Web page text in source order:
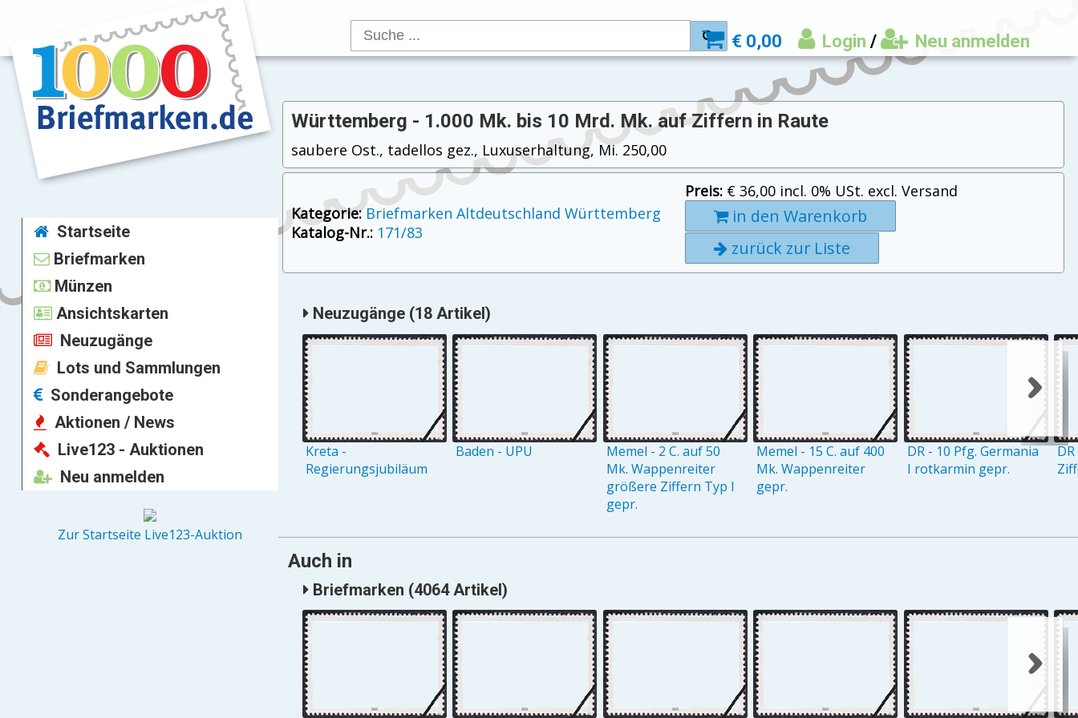
€ 0,00 Login / Neu anmelden
Startseite
Briefmarken
Münzen
Ansichtskarten
Neuzugänge
Lots und Sammlungen
Sonderangebote
Aktionen / News
Live123 - Auktionen
Neu anmelden
Zur Startseite Live123-Auktion
Württemberg - 1.000 Mk. bis 10 Mrd. Mk. auf Ziffern in Raute
saubere Ost., tadellos gez., Luxuserhaltung, Mi. 250,00
Kategorie: Briefmarken Altdeutschland Württemberg
Katalog-Nr.: 171/83
Preis: € 36,00 incl. 0% USt. excl. Versand
in den Warenkorb
zurück zur Liste
Neuzugänge (18 Artikel)
Kreta -
Regierungsjubiläum
Baden - UPU
Memel - 2 C. auf 50
Mk. Wappenreiter
größere Ziffern Typ I
gepr.
Memel - 15 C. auf 400
Mk. Wappenreiter
gepr.
DR - 10 Pfg. Germania
I rotkarmin gepr.
Auch in
Briefmarken (4064 Artikel)